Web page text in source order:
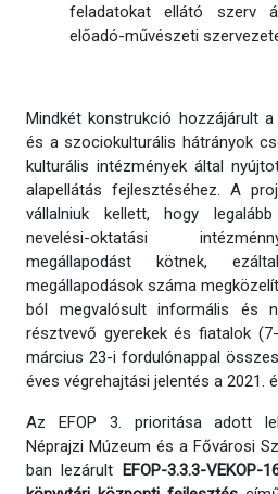
feladatokat ellátó szerv
előadó-művészeti
Mindkét konstrukció hozzájárult
és a szociokulturális hátrányok
kulturális intézmények által
alapellátás fejlesztéséhez. A
vállalniuk kellett, hogy
nevelési-oktatási
megállapodást kötnek,
megállapodások száma
ból megvalósult informális és
résztvevő gyerekek és fiatalok
március 23-i fordulónappal
éves végrehajtási jelentés a 2021.
Az EFOP 3. prioritása adott
Néprajzi Múzeum és a Fővárosi
ban lezárult EFOP-3.3.3-